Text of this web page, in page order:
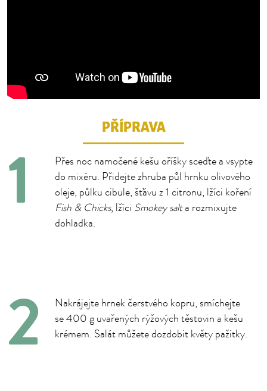
PŘÍPRAVA
Přes noc namočené kešu oříšky sceďte a vsypte
do mixéru. Přidejte zhruba půl hrnku olivového
oleje, půlku cibule, šťávu z 1 citronu, lžíci koření
Fish & Chicks, lžíci Smokey salta rozmixujte
dohladka.
Nakrájejte hrnek čerstvého kopru, smíchejte
se 400 g uvařených rýžových těstovin a kešu
krémem. Salát můžete dozdobit květy pažitky.